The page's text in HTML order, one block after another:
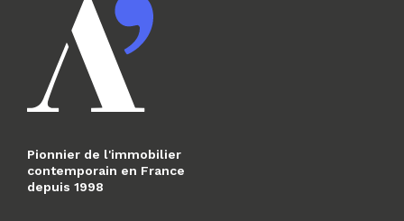
Pionnier de l'immobilier
contemporain en France
depuis 1998